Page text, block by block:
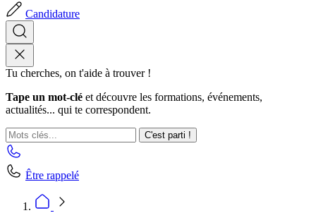
Candidature
Tu cherches, on t'aide à trouver !
Tape un mot-clé et découvre les formations, événements,
actualités... qui te correspondent.
C'est parti !
Être rappelé